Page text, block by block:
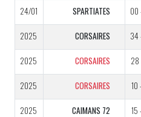
24/01 SPARTIATES 00
2025 CORSAIRES 34
2025 CORSAIRES 28
2025 CORSAIRES 10
2025 CAIMANS 72 15